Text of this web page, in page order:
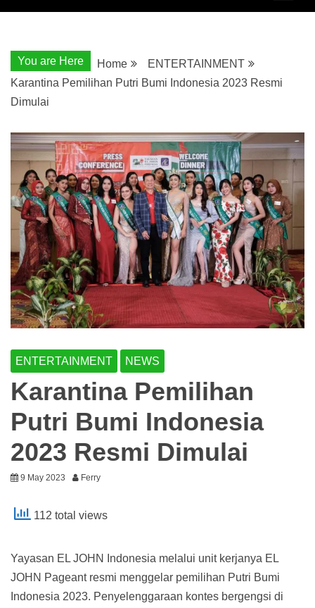
You are Here Home
ENTERTAINMENT
Karantina Pemilihan Putri Bumi Indonesia 2023 Resmi
Dimulai
ENTERTAINMENT NEWS
Karantina Pemilihan
Putri Bumi Indonesia
2023 Resmi Dimulai
9 May 2023 Ferry
112 total views
Yayasan EL JOHN Indonesia melalui unit kerjanya EL
JOHN Pageant resmi menggelar pemilihan Putri Bumi
Indonesia 2023. Penyelenggaraan kontes bergengsi di